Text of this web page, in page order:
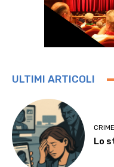
ULTIMI ARTICOLI
CRIME
Lo